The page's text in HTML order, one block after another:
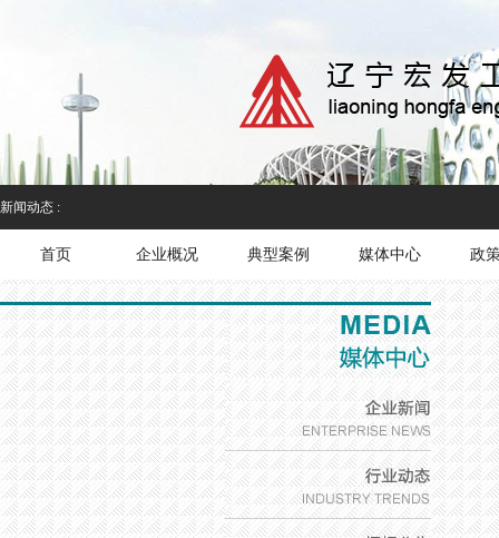
新闻动态 :
首页 企业概况 典型案例 媒体中心 政